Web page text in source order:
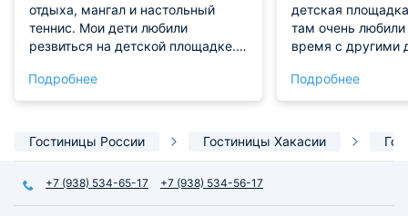
отдыха, мангал и настольный
теннис. Мои дети любили
резвиться на детской площадке.
уютным. В душевой кабинке были
мягкие, нежные и всегда свежие
горячая вода, что очень важно,
Подробнее
детская
там очень любили
время с другими
понравилось!!!!!!!!!
Подробнее
Гостиницы России Гостиницы Хакасии
+7 (938) 534-65-17 +7 (938) 534-56-17